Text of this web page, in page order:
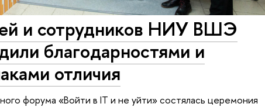
и сотрудников НИУ ВШЭ
благодарностями и
отличия
форума «Войти в IT и не уйти» состялась церемония